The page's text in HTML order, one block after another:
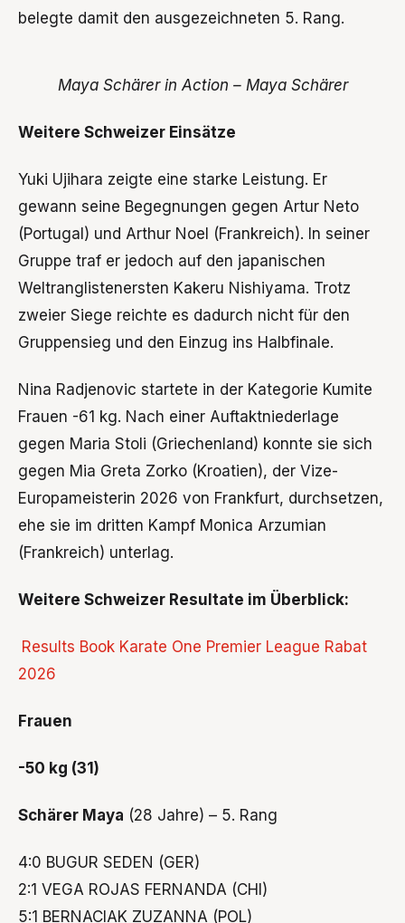
belegte damit den ausgezeichneten 5. Rang.
Maya Schärer in Action – Maya Schärer
Weitere Schweizer Einsätze
Yuki Ujihara zeigte eine starke Leistung. Er
gewann seine Begegnungen gegen Artur Neto
(Portugal) und Arthur Noel (Frankreich). In seiner
Gruppe traf er jedoch auf den japanischen
Weltranglistenersten Kakeru Nishiyama. Trotz
zweier Siege reichte es dadurch nicht für den
Gruppensieg und den Einzug ins Halbfinale.
Nina Radjenovic startete in der Kategorie Kumite
Frauen -61 kg. Nach einer Auftaktniederlage
gegen Maria Stoli (Griechenland) konnte sie sich
gegen Mia Greta Zorko (Kroatien), der Vize-
Europameisterin 2026 von Frankfurt, durchsetzen,
ehe sie im dritten Kampf Monica Arzumian
(Frankreich) unterlag.
Weitere Schweizer Resultate im Überblick:
Results Book Karate One Premier League Rabat
2026
Frauen
-50 kg (31)
Schärer Maya (28 Jahre) – 5. Rang
4:0 BUGUR SEDEN (GER)
2:1 VEGA ROJAS FERNANDA (CHI)
5:1 BERNACIAK ZUZANNA (POL)